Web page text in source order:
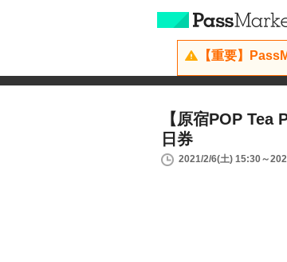
【重要】
【原宿POP Tea
日券
2021/2/6(土) 15:30～